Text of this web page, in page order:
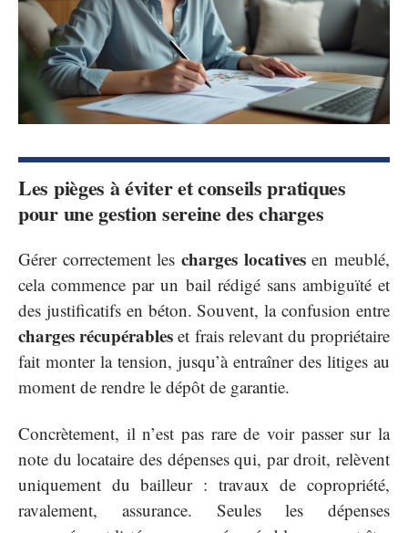
Les pièges à éviter et conseils pratiques
pour une gestion sereine des charges
Gérer correctement les charges locativesen meublé,
cela commence par un bail rédigé sans ambiguïté et
des justificatifs en béton. Souvent, la confusion entre
charges récupérables et frais relevant du propriétaire
fait monter la tension, jusqu’à entraîner des litiges au
moment de rendre le dépôt de garantie.
Concrètement, il n’est pas rare de voir passer sur la
note du locataire des dépenses qui, par droit, relèvent
uniquement du bailleur : travaux de copropriété,
ravalement, assurance. Seules les dépenses